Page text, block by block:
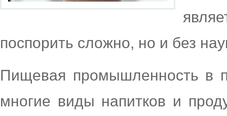
поспорить сложно, но и без
Пищевая промышленность в
многие виды напитков и